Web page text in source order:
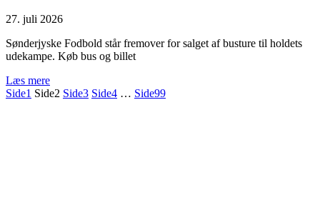
27. juli 2026
Sønderjyske Fodbold står fremover for salget af busture til holdets
udekampe. Køb bus og billet
Læs mere
Side1 Side2 Side3 Side4 … Side99